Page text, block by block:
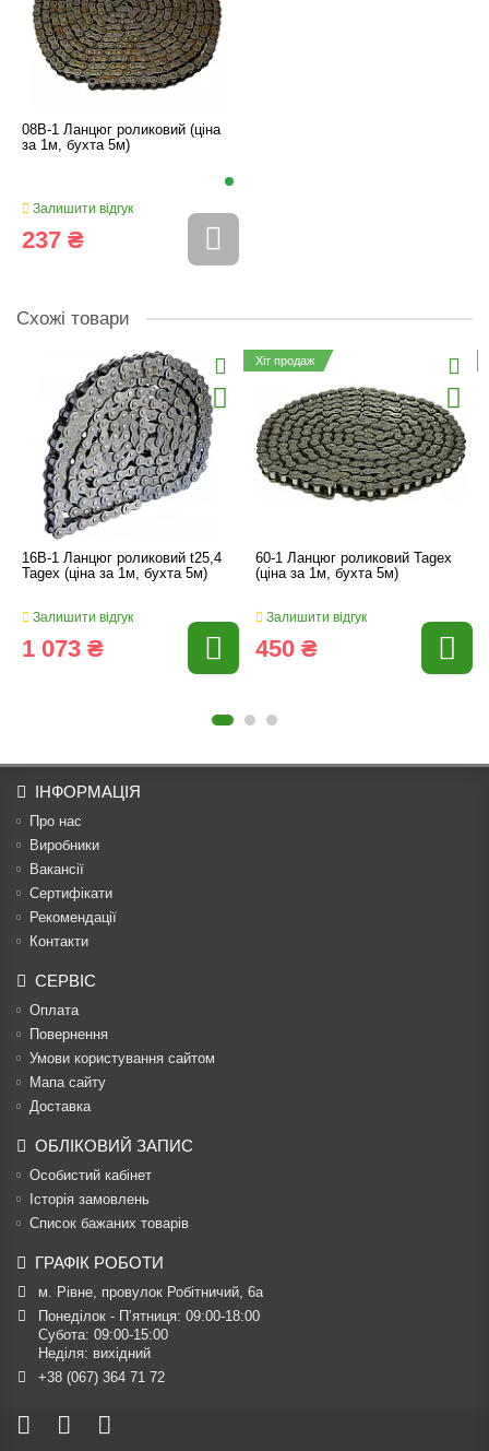
08B-1 Ланцюг роликовий (ціна
за 1м, бухта 5м)
Залишити відгук
237 ₴
Схожі товари
16B-1 Ланцюг роликовий t25,4
Tagex (ціна за 1м, бухта 5м)
Залишити відгук
1 073 ₴
Хіт продаж
60-1 Ланцюг роликовий Tagex
(ціна за 1м, бухта 5м)
Залишити відгук
450 ₴
ІНФОРМАЦІЯ
Про нас
Виробники
Вакансії
Сертифікати
Рекомендації
Контакти
СЕРВІС
Оплата
Повернення
Умови користування сайтом
Мапа сайту
Доставка
ОБЛІКОВИЙ ЗАПИС
Особистий кабінет
Історія замовлень
Список бажаних товарів
ГРАФІК РОБОТИ
м. Рівне, провулок Робітничий, 6а
Понеділок - П’ятниця: 09:00-18:00
Субота: 09:00-15:00
Неділя: вихідний
+38 (067) 364 71 72